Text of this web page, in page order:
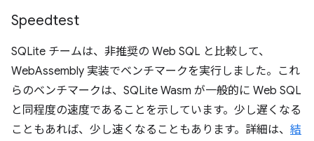
Speedtest
SQLite チームは、非推奨の Web SQL と比較して、
WebAssembly 実装でベンチマークを実行しました。これ
らのベンチマークは、SQLite Wasm が一般的に Web SQL
と同程度の速度であることを示しています。少し遅くなる
こともあれば、少し速くなることもあります。詳細は、 結